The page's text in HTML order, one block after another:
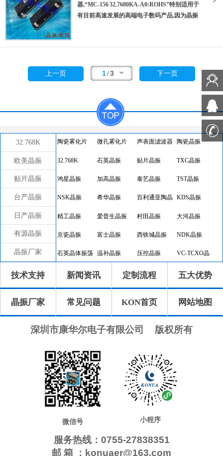
品
器,“MC-156 32.7680KA-A0:ROHS”特别适用于
有目前高速发展的高端电子数码产品,因为晶振
(偏差小)的中间领域的一种性价比较出色的产
航SSD,USB,Blu-ray等用途,符合无铅焊接的高
温回流焊曲线特性.
上一页 1/3 下一页
32.768K
欧美晶振
贴片晶振
台产晶振
日产晶振
有源晶振
晶振厂家
陶瓷雾化片 微孔雾化片 声表面滤波器 陶瓷晶振
32.768K 石英晶振 贴片晶振 TXC晶振
鸿星晶振 加高晶振 泰艺晶振 TST晶振
NSK晶振 希华晶振 百利通亚陶晶
振
KDS晶振
精工晶振 爱普生晶振 村田晶振 大河晶振
京瓷晶振 富士晶振 西铁城晶振 NDK晶振
石英晶体振荡 温补晶振 压控晶振 VC-TCXO晶
振
差分晶振 32.768K有源
晶振
恒温晶振 8045晶振
7050晶振 6035晶振 5032晶振 3225晶振
7.0x1.5晶振 5.0x1.8晶振 4.1x1.5晶振 3.2x1.5晶振
瑞康晶振 康纳温菲尔德 高利奇晶振
AbraconCrystal 维管晶振 ECScrystal晶
振
日蚀晶振
拉隆晶振 格林雷晶振 SiTimeCrystal
Pletronics晶振 MERCURY晶
振
AEL晶振 Cardinal晶振 Crystek晶振
技术支持 新闻资讯 定制流程 五大优势
晶振厂家 常见问题 KON首页 网站地图
深圳市康华尔电子有限公司 版权所有
微信号 小程序
服务热线：0755-27838351
邮 箱 ：konuaer@163.com